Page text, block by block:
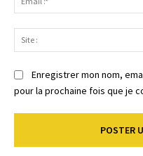
Enregistrer mon nom,
pour la prochaine fois que je